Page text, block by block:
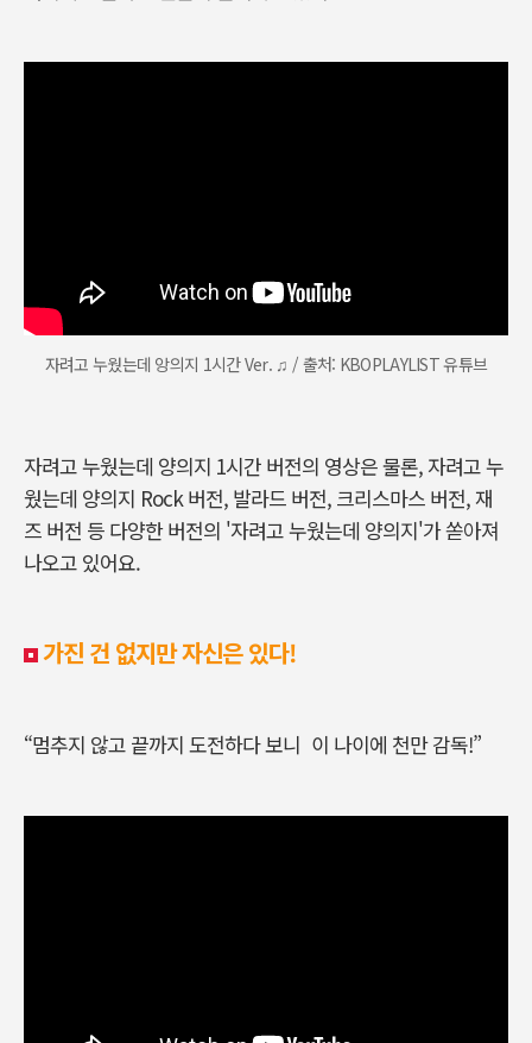
자려고 누웠는데 앙의지 1시간 Ver. ♫ / 출처: KBOPLAYLIST 유튜브
자려고 누웠는데 양의지 1시간 버전의 영상은 물론, 자려고 누
웠는데 양의지 Rock 버전, 발라드 버전, 크리스마스 버전, 재
즈 버전 등 다양한 버전의 '자려고 누웠는데 양의지'가 쏟아져
나오고 있어요.
가진 건 없지만 자신은 있다!
“멈추지 않고 끝까지 도전하다 보니 이 나이에 천만 감독!”